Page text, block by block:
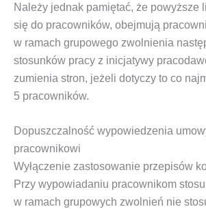
Nale­ży jed­nak pamię­tać, że powyż­sze
się do pra­cow­ni­ków, obej­mu­ją
w ramach gru­po­we­go zwol­nie­nia
sto­sun­ków pra­cy z ini­cja­ty­wy
zu­mie­nia stron, jeże­li doty­czy to co
5 pracowników.
Dopuszczalność wypowiedzenia
pracownikowi
Wyłączenie zastosowanie przepisów
Przy wypo­wia­da­niu pra­cow­ni­kom
w ramach gru­po­wych zwol­nień nie